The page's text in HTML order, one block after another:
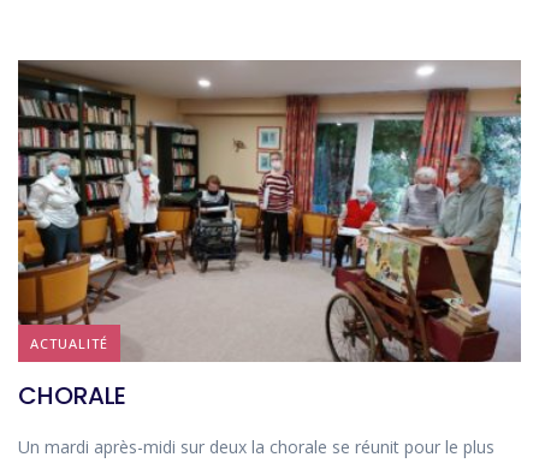
ACTUALITÉ
CHORALE
Un mardi après-midi sur deux la chorale se réunit pour le plus